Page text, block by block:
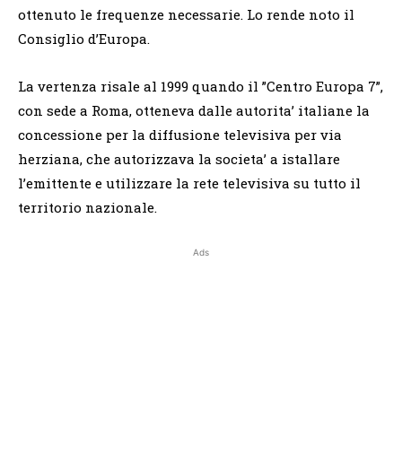
ottenuto le frequenze necessarie. Lo rende noto il
Consiglio d’Europa.
La vertenza risale al 1999 quando il ”Centro Europa 7”,
con sede a Roma, otteneva dalle autorita’ italiane la
concessione per la diffusione televisiva per via
herziana, che autorizzava la societa’ a istallare
l’emittente e utilizzare la rete televisiva su tutto il
territorio nazionale.
Ads